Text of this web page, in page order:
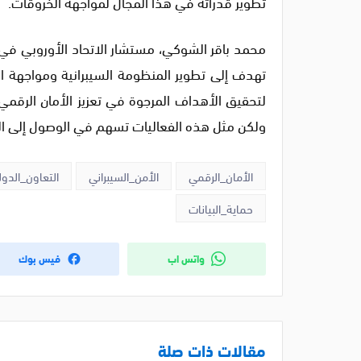
محمد باقر الشوكي، مستشار الاتحاد الأوروبي
تهدف إلى تطوير المنظومة السيبرانية
لتحقيق الأهداف المرجوة في تعزيز الأمان
ولكن مثل هذه الفعاليات تسهم في الوصول إلى
الأمان_الرقمي الأمن_السيبراني
حماية_البيانات
واتس اب فيس بوك
مقالات ذات صلة